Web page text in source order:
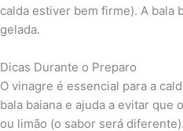
calda estiver bem firme). A bala
gelada.
Dicas Durante o Preparo
O vinagre é essencial para a
bala baiana e ajuda a evitar que
ou limão (o sabor será